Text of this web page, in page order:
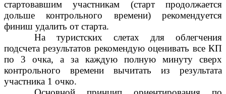
стартовавшим участникам (старт продолжается
дольше контрольного времени) рекомендуется
финиш удалить от старта.
На туристских слетах для облегчения
подсчета результатов рекомендую оценивать все КП
по 3 очка, а за каждую полную минуту сверх
контрольного времени вычитать из результата
участника 1 очко.